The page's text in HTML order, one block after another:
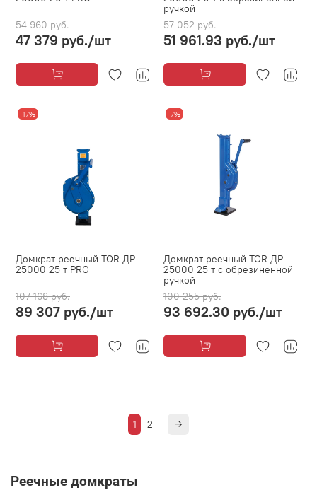
54 960 руб.
47 379 руб./шт
ручкой
57 052 руб.
51 961.93 руб./шт
-17%
Домкрат реечный TOR ДР
25000 25 т PRO
107 168 руб.
89 307 руб./шт
-7%
Домкрат реечный TOR ДР
25000 25 т с обрезиненной
ручкой
100 255 руб.
93 692.30 руб./шт
1 2
Реечные домкраты